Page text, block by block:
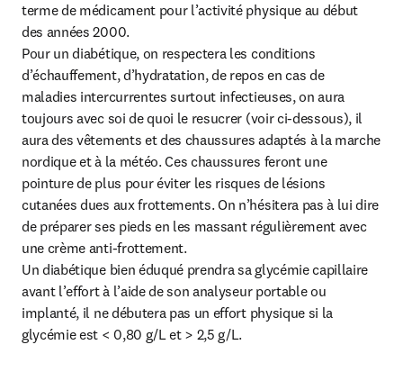
terme de médicament pour l’activité physique au début
des années 2000.
Pour un diabétique, on respectera les conditions
d’échauffement, d’hydratation, de repos en cas de
maladies intercurrentes surtout infectieuses, on aura
toujours avec soi de quoi le resucrer (voir ci-dessous), il
aura des vêtements et des chaussures adaptés à la marche
nordique et à la météo. Ces chaussures feront une
pointure de plus pour éviter les risques de lésions
cutanées dues aux frottements. On n’hésitera pas à lui dire
de préparer ses pieds en les massant régulièrement avec
une crème anti-frottement.
Un diabétique bien éduqué prendra sa glycémie capillaire
avant l’effort à l’aide de son analyseur portable ou
implanté, il ne débutera pas un effort physique si la
glycémie est < 0,80 g/L et > 2,5 g/L.